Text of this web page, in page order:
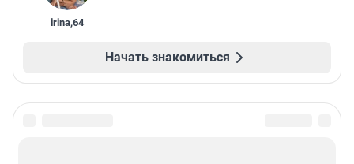
irina,64
Начать знакомиться